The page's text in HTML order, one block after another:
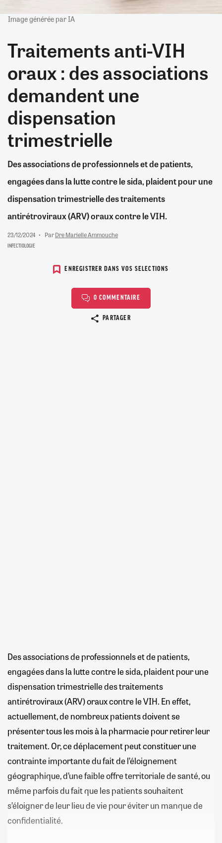
Image générée par IA
Traitements anti-VIH
oraux : des associations
demandent une
dispensation
trimestrielle
Des associations de professionnels et de patients,
engagées dans la lutte contre le sida, plaident pour une
dispensation trimestrielle des traitements
antirétroviraux (ARV) oraux contre le VIH.
23/12/2024 ParDre Marielle Ammouche
INFECTIOLOGIE
ENREGISTRER DANS VOS SELECTIONS
0 COMMENTAIRE
PARTAGER
Des associations de professionnels et de patients,
engagées dans la lutte contre le sida, plaident pour une
dispensation trimestrielle des traitements
antirétroviraux (ARV) oraux contre le VIH. En effet,
actuellement, de nombreux patients doivent se
présenter tous les mois à la pharmacie pour retirer leur
traitement. Or, ce déplacement peut constituer une
contrainte importante du fait de l’éloignement
géographique, d’une faible offre territoriale de santé, ou
même parfois du fait que les patients souhaitent
s’éloigner de leur lieu de vie pour éviter un manque de
confidentialité.